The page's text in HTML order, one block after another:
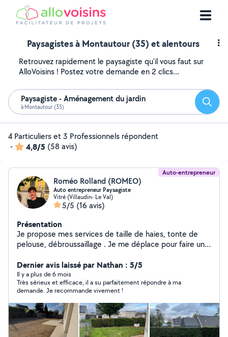
Paysagistes à Montautour (35) et alentours
Retrouvez rapidement le paysagiste qu'il vous faut sur
AlloVoisins ! Postez votre demande en 2 clics...
Paysagiste - Aménagement du jardin
à Montautour (35)
4 Particuliers et 3 Professionnels répondent
-
4,8/5 (58 avis)
Auto-entrepreneur
Roméo Rolland (ROMEO)
Auto entrepreneur Paysagiste
Vitré (Villaudin- Le Val)
5/5 (16 avis)
Présentation
Je propose mes services de taille de haies, tonte de
pelouse, débroussaillage . Je me déplace pour faire un
Kms).Devis gratuit
Dernier avis laissé par Nathan : 5/5
Il y a plus de 6 mois
Très sérieux et efficace, il a su parfaitement répondre à ma
demande. Je recommande vivement !